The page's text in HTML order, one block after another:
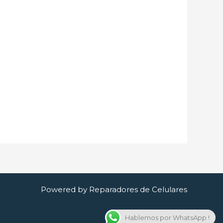
Powered by Reparadores de Celulares
Hablemos por WhatsApp !